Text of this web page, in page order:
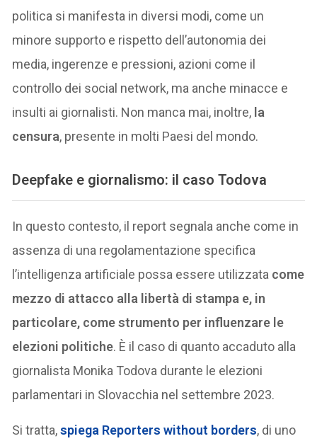
politica si manifesta in diversi modi, come un
minore supporto e rispetto dell’autonomia dei
media, ingerenze e pressioni, azioni come il
controllo dei social network, ma anche minacce e
insulti ai giornalisti. Non manca mai, inoltre, la
censura, presente in molti Paesi del mondo.
Deepfake e giornalismo: il caso Todova
In questo contesto, il report segnala anche come in
assenza di una regolamentazione specifica
l’intelligenza artificiale possa essere utilizzata come
mezzo di attacco alla libertà di stampa e, in
particolare, come strumento per influenzare le
elezioni politiche. È il caso di quanto accaduto alla
giornalista Monika Todova durante le elezioni
parlamentari in Slovacchia nel settembre 2023.
Si tratta,spiega Reporters without borders, di uno